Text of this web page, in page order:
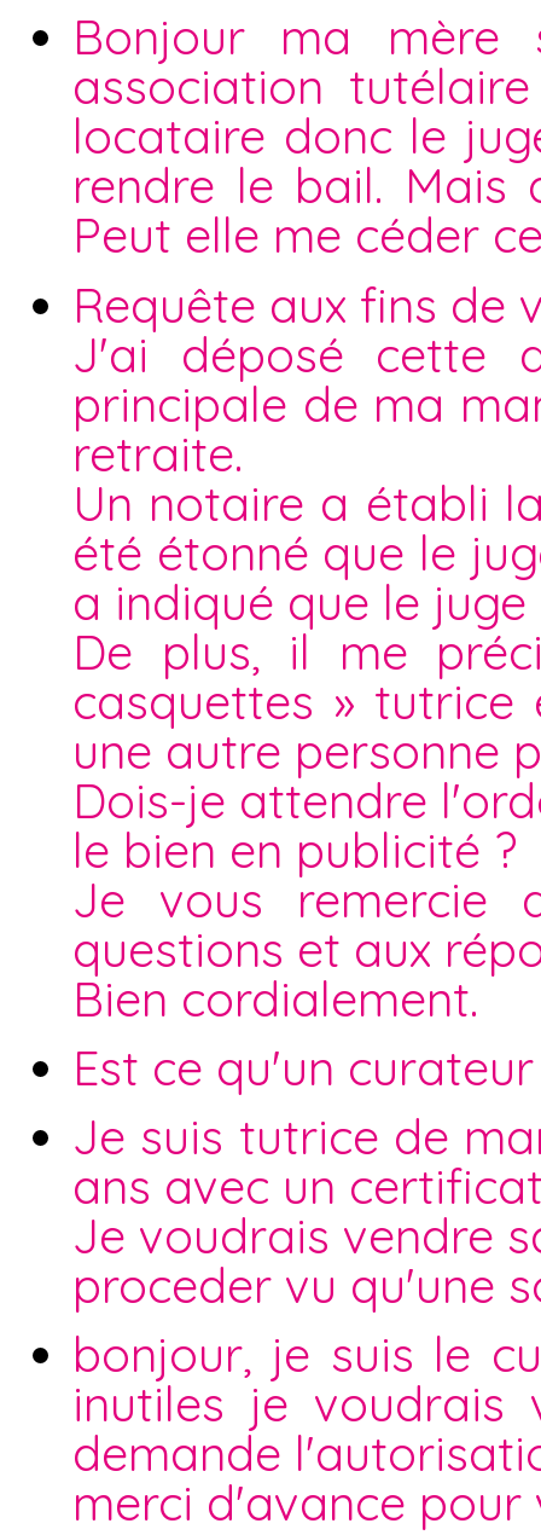
Bonjour ma mère
association
locataire donc le
rendre le bail. Mais
Peut elle me céder
Requête aux fins de
J'ai déposé cette
principale de ma
retraite.
Un notaire a établi
été étonné que le
a indiqué que le
De plus, il me
casquettes »
une autre personne
Dois-je attendre
le bien en publicité ?
Je vous remercie
questions et aux
Bien cordialement.
Est ce qu'un
Je suis tutrice de
ans avec un
Je voudrais vendre
proceder vu qu'une
bonjour, je suis le
inutiles je voudrais
demande
merci d'avance pour